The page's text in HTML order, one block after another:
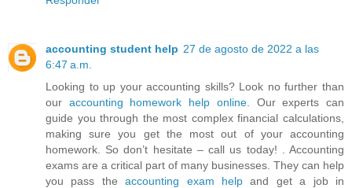
accounting student help 27 de agosto de 2022 a las
6:47 a.m.
Looking to up your accounting skills? Look no further than
our accounting homework help online. Our experts can
guide you through the most complex financial calculations,
making sure you get the most out of your accounting
homework. So don’t hesitate – call us today! . Accounting
exams are a critical part of many businesses. They can help
you pass theaccounting exam help and get a job in